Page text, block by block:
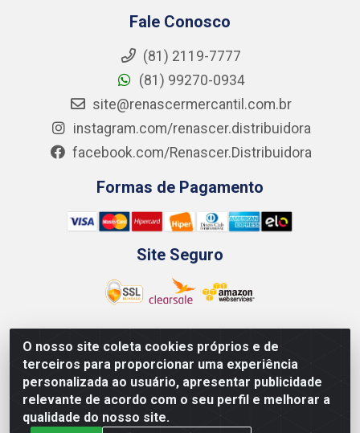
O nosso site coleta cookies próprios e de
terceiros para proporcionar uma experiência
personalizada ao usuário, apresentar publicidade
relevante de acordo com o seu perfil e melhorar a
qualidade do nosso site.
Fale Conosco
(81) 2119-7777
(81) 99270-0934
site@renascermercantil.com.br
instagram.com/renascer.distribuidora
facebook.com/Renascer.Distribuidora
Formas de Pagamento
Site Seguro
Renascer Distribuidora - Rua São Miguel, 1845 -
Afogados - Recife / PE - CEP 50850-000 - CNPJ
07.264.693/0001-79